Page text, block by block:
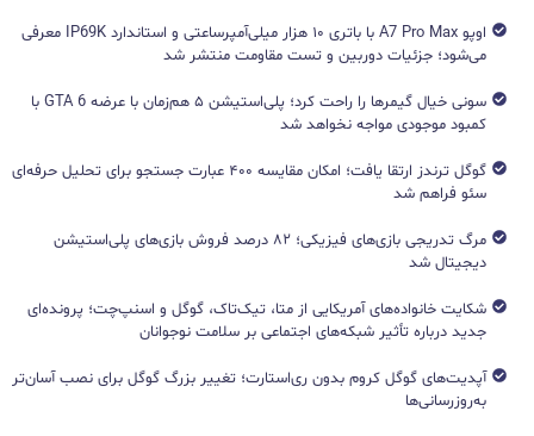
اوپو A7 Pro Max با باتری ۱۰ هزار میلی‌آمپرساعتی و استاندارد IP69K معرفی
می‌شود؛ جزئیات دوربین و تست مقاومت منتشر شد
سونی خیال گیمرها را راحت کرد؛ پلی‌استیشن ۵ هم‌زمان با عرضه GTA 6 با
کمبود موجودی مواجه نخواهد شد
گوگل ترندز ارتقا یافت؛ امکان مقایسه ۴۰۰ عبارت جستجو برای تحلیل حرفه‌ای
سئو فراهم شد
مرگ تدریجی بازی‌های فیزیکی؛ ۸۲ درصد فروش بازی‌های پلی‌استیشن
دیجیتال شد
شکایت خانواده‌های آمریکایی از متا، تیک‌تاک، گوگل و اسنپ‌چت؛ پرونده‌ای
جدید درباره تأثیر شبکه‌های اجتماعی بر سلامت نوجوانان
آپدیت‌های گوگل کروم بدون ری‌استارت؛ تغییر بزرگ گوگل برای نصب آسان‌تر
به‌روزرسانی‌ها